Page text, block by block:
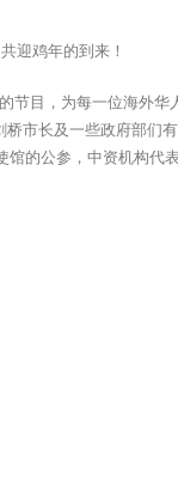
迎鸡年的到来！
节目，为每一位海外
市长及一些政府部们
的公参，中资机构代